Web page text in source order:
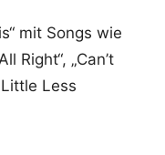
mit Songs wie
Right“, „Can’t
Less